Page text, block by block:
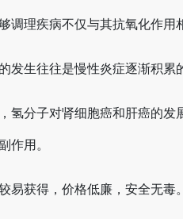
调理疾病不仅与其抗氧化作用
发生往往是慢性炎症逐渐积累
氢分子对肾细胞癌和肝癌的
作用。
易获得，价格低廉，安全无毒